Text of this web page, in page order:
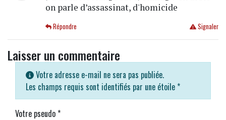
on parle d’assassinat, d'homicide
Signaler
Répondre
Laisser un commentaire
Votre adresse e-mail ne sera pas publiée.
Les champs requis sont identifiés par une étoile *
Votre pseudo*